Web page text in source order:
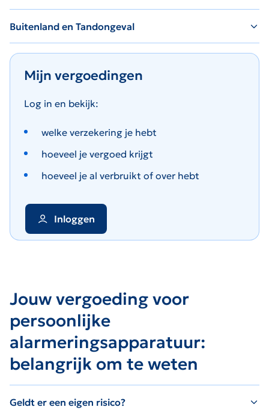
Buitenland en Tandongeval
Mijn vergoedingen
Log in en bekijk:
welke verzekering je hebt
hoeveel je vergoed krijgt
hoeveel je al verbruikt of over hebt
Inloggen
Jouw vergoeding voor
persoonlijke
alarmeringsapparatuur:
belangrijk om te weten
Geldt er een eigen risico?